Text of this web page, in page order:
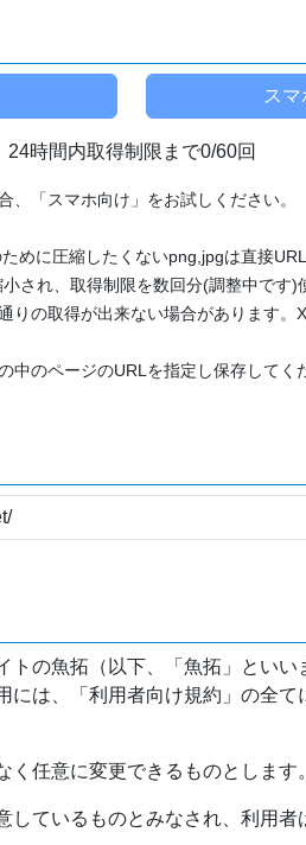
24時間内取得制限まで0/60回
「スマホ向け」をお試しください。
めに圧縮したくないpng,jpgは直接
され、取得制限を数回分(調整中です)
りの取得が出来ない場合があります。
中のページのURLを指定し保存してく
トの魚拓（以下、「魚拓」とい
は、「利用者向け規約」の全て
任意に変更できるものとします。
ているものとみなされ、利用者